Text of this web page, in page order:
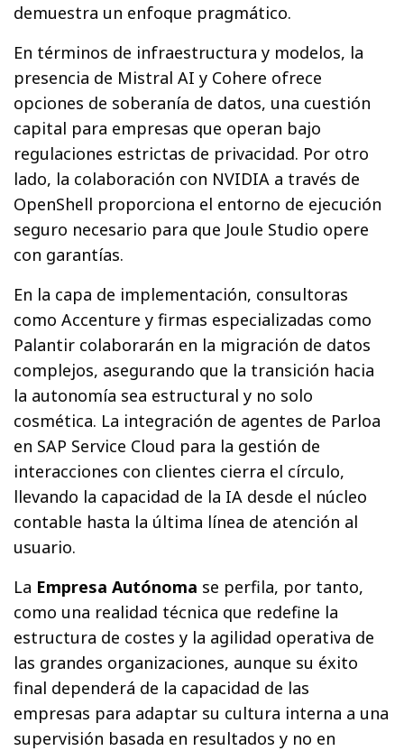
demuestra un enfoque pragmático.
En términos de infraestructura y modelos, la
presencia de Mistral AI y Cohere ofrece
opciones de soberanía de datos, una cuestión
capital para empresas que operan bajo
regulaciones estrictas de privacidad. Por otro
lado, la colaboración con NVIDIA a través de
OpenShell proporciona el entorno de ejecución
seguro necesario para que Joule Studio opere
con garantías.
En la capa de implementación, consultoras
como Accenture y firmas especializadas como
Palantir colaborarán en la migración de datos
complejos, asegurando que la transición hacia
la autonomía sea estructural y no solo
cosmética. La integración de agentes de Parloa
en SAP Service Cloud para la gestión de
interacciones con clientes cierra el círculo,
llevando la capacidad de la IA desde el núcleo
contable hasta la última línea de atención al
usuario.
La Empresa Autónoma se perfila, por tanto,
como una realidad técnica que redefine la
estructura de costes y la agilidad operativa de
las grandes organizaciones, aunque su éxito
final dependerá de la capacidad de las
empresas para adaptar su cultura interna a una
supervisión basada en resultados y no en